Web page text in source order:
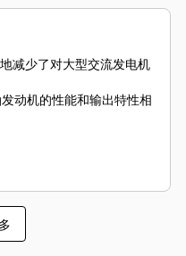
减少了对大型交流发电机
动机的性能和输出特性相